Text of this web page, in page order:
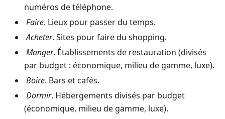
numéros de téléphone.
Faire. Lieux pour passer du temps.
Acheter. Sites pour faire du shopping.
Manger. Établissements de restauration (divisés
par budget : économique, milieu de gamme, luxe).
Boire. Bars et cafés.
Dormir. Hébergements divisés par budget
(économique, milieu de gamme, luxe).